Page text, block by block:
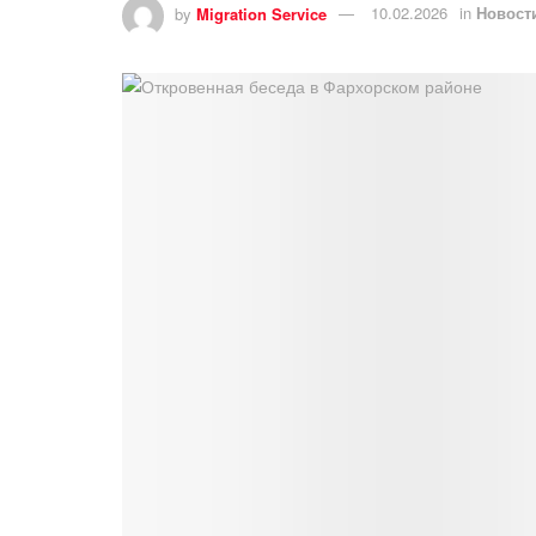
by Migration Service 10.02.2026 in